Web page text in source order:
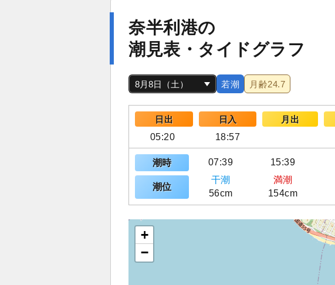
奈半利港の
潮見表・タイドグラフ
若潮 月齢24.7
日出 日入 月出
05:20
18:57
潮時 07:39 15:39
潮位
干潮 満潮
56cm
154cm
+
−